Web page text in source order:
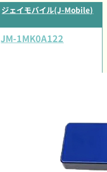
ジェイモバイル(J-Mobile)
JM-1MK0A122